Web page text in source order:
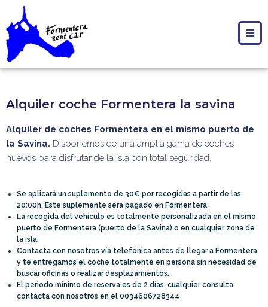
Alquiler coche Formentera la savina
Alquiler de coches Formentera en el mismo puerto de
la Savina. Disponemos de una amplia gama de coches
nuevos para disfrutar de la isla con total seguridad.
Se aplicará un suplemento de 30€ por recogidas a partir de las
20:00h. Este suplemente será pagado en Formentera.
La recogida del vehículo es totalmente personalizada en el mismo
puerto de Formentera (puerto de la Savina) o en cualquier zona de
la isla.
Contacta con nosotros vía telefónica antes de llegar a Formentera
y te entregamos el coche totalmente en persona sin necesidad de
buscar oficinas o realizar desplazamientos.
El periodo mínimo de reserva es de 2 días, cualquier consulta
contacta con nosotros en el 0034606728344